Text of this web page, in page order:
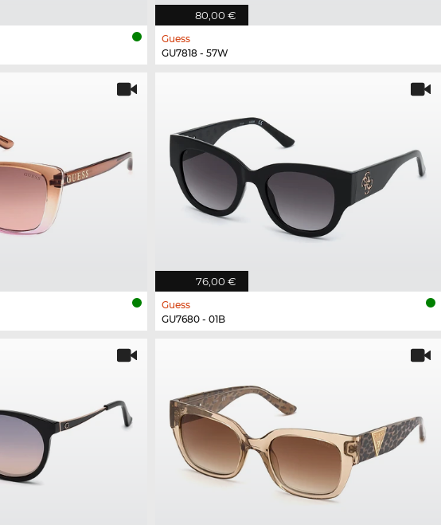
80,00 €
Guess
GU7818 - 57W
76,00 €
Guess
GU7680 - 01B